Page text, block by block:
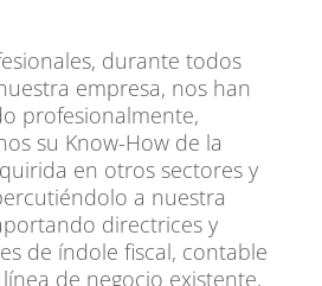
durante todos
empresa, nos han
profesionalmente,
su Know-How de la
en otros sectores y
a nuestra
directrices y
de índole fiscal, contable
de negocio existente,